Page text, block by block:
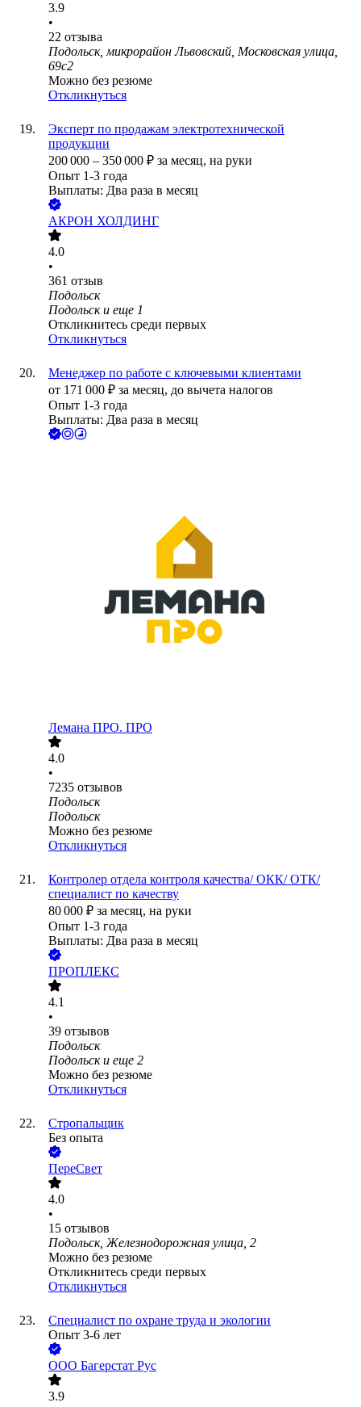
3.9
•
22 отзыва
Подольск, микрорайон Львовский, Московская улица,
69с2
Можно без резюме
Откликнуться
Эксперт по продажам электротехнической
продукции
200 000 – 350 000 ₽ за месяц, на руки
Опыт 1-3 года
Выплаты: Два раза в месяц
АКРОН ХОЛДИНГ
4.0
•
361 отзыв
Подольск
Подольск и еще 1
Откликнитесь среди первых
Откликнуться
Менеджер по работе с ключевыми клиентами
от 171 000 ₽ за месяц, до вычета налогов
Опыт 1-3 года
Выплаты: Два раза в месяц
Лемана ПРО. ПРО
4.0
•
7235 отзывов
Подольск
Подольск
Можно без резюме
Откликнуться
Контролер отдела контроля качества/ ОКК/ ОТК/
специалист по качеству
80 000 ₽ за месяц, на руки
Опыт 1-3 года
Выплаты: Два раза в месяц
ПРОПЛЕКС
4.1
•
39 отзывов
Подольск
Подольск и еще 2
Можно без резюме
Откликнуться
Стропальщик
Без опыта
ПереСвет
4.0
•
15 отзывов
Подольск, Железнодорожная улица, 2
Можно без резюме
Откликнитесь среди первых
Откликнуться
Специалист по охране труда и экологии
Опыт 3-6 лет
ООО Багерстат Рус
3.9